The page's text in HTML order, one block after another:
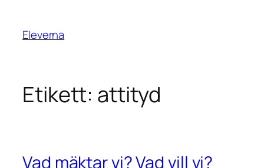
Eleverna
Etikett: attityd
Vad mäktar vi? Vad vill vi?